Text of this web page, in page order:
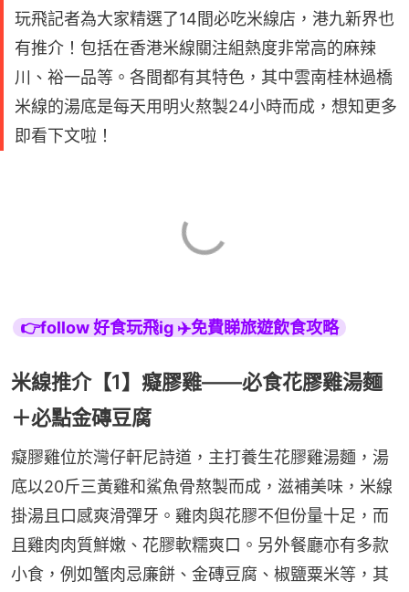
玩飛記者為大家精選了14間必吃米線店，港九新界也
有推介！包括在香港米線關注組熱度非常高的麻辣
川、裕一品等。各間都有其特色，其中雲南桂林過橋
米線的湯底是每天用明火熬製24小時而成，想知更多
即看下文啦！
👉follow 好食玩飛ig ✈️免費睇旅遊飲食攻略
米線推介【1】癡膠雞——必食花膠雞湯麵
＋必點金磚豆腐
癡膠雞位於灣仔軒尼詩道，主打養生花膠雞湯麵，湯
底以20斤三黃雞和鯊魚骨熬製而成，滋補美味，米線
掛湯且口感爽滑彈牙。雞肉與花膠不但份量十足，而
且雞肉肉質鮮嫩、花膠軟糯爽口。另外餐廳亦有多款
小食，例如蟹肉忌廉餅、金磚豆腐、椒鹽粟米等，其